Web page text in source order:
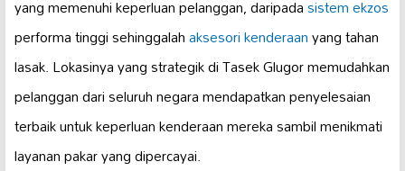
yang memenuhi keperluan pelanggan, daripadasistem ekzos
performa tinggi sehinggalahaksesori kenderaanyang tahan
lasak. Lokasinya yang strategik di Tasek Glugor memudahkan
pelanggan dari seluruh negara mendapatkan penyelesaian
terbaik untuk keperluan kenderaan mereka sambil menikmati
layanan pakar yang dipercayai.